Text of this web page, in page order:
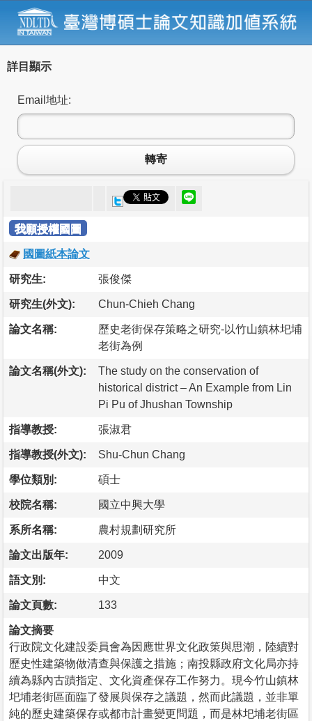
詳目顯示
Email地址:
轉寄
我願授權國圖
國圖紙本論文
研究生: 張俊傑
研究生(外文): Chun-Chieh Chang
論文名稱:
歷史老街保存策略之研究-以竹山鎮林圯埔
老街為例
論文名稱(外文):
The study on the conservation of
historical district – An Example from Lin
Pi Pu of Jhushan Township
指導教授: 張淑君
指導教授(外文): Shu-Chun Chang
學位類別: 碩士
校院名稱: 國立中興大學
系所名稱: 農村規劃研究所
論文出版年: 2009
語文別: 中文
論文頁數: 133
論文摘要
行政院文化建設委員會為因應世界文化政策與思潮，陸續對
歷史性建築物做清查與保護之措施；南投縣政府文化局亦持
續為縣內古蹟指定、文化資產保存工作努力。現今竹山鎮林
圯埔老街區面臨了發展與保存之議題，然而此議題，並非單
純的歷史建築保存或都市計畫變更問題，而是林圯埔老街區